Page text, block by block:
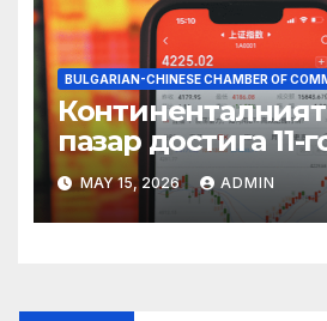
BULGARIAN-CHINESE CHAMBER OF
пазар достига
връх
MAY 15, 2026 ADMIN